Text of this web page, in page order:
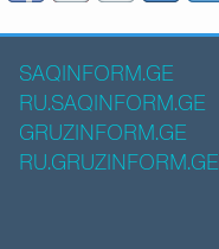
SAQINFORM.GE
RU.SAQINFORM.GE
GRUZINFORM.GE
RU.GRUZINFORM.GE